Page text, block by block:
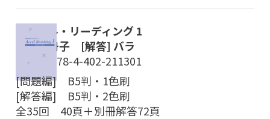
アクセル・リーディング 1
[本体] 冊子 [解答] バラ
ISBN／978-4-402-211301
[問題編] B5判・1色刷
[解答編] B5判・2色刷
全35回 40頁＋別冊解答72頁